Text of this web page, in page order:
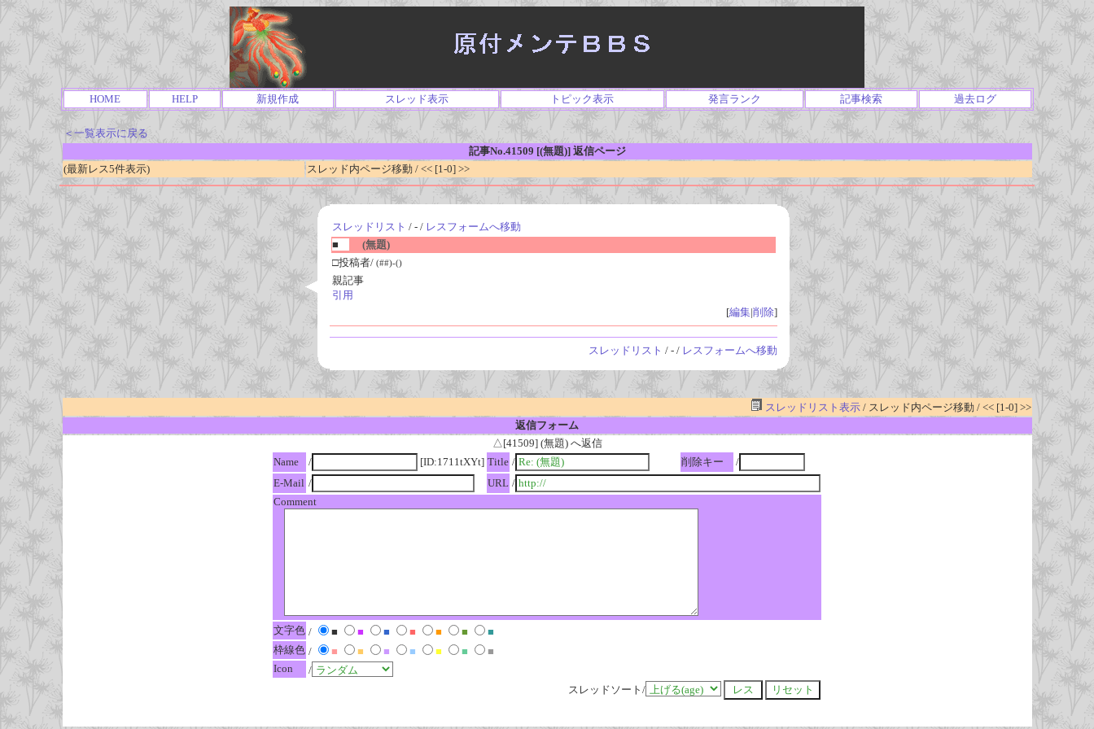
HOME HELP 新規作成 スレッド表示 トピック表示 発言ランク 記事検索 過去ログ
＜一覧表示に戻る
記事No.41509 [(無題)] 返信ページ
(最新レス5件表示)
スレッド内ページ移動 / << [1-0] >>
スレッドリスト / - / レスフォームへ移動
■
(無題)
□投稿者/ (##)-()
親記事
引用
[編集|削除]
スレッドリスト / - / レスフォームへ移動
スレッドリスト表示/ スレッド内ページ移動 / << [1-0] >>
返信フォーム
△[41509] (無題) へ返信
Name
/ [ID:1711tXYt] Title / 削除キー
/
E-Mail / URL /
Comment
文字色 / ■ ■ ■ ■ ■ ■
■
枠線色 / ■ ■ ■ ■ ■ ■
■
Icon
/
スレッドソート/